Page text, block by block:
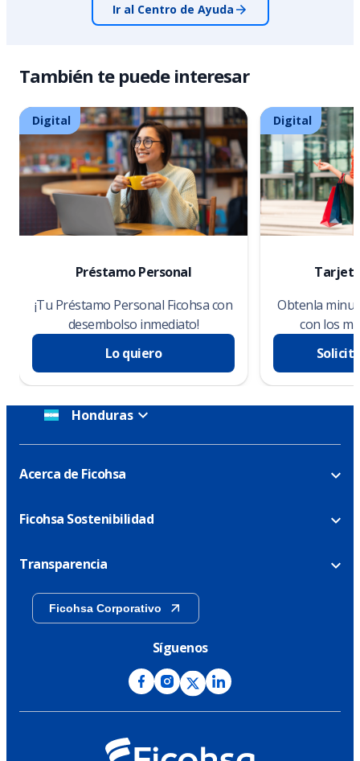
Ir al Centro de Ayuda
También te puede interesar
Digital
Préstamo Personal
¡Tu Préstamo Personal Ficohsa con
desembolso inmediato!
Lo quiero
Digital
Obtenla
con los
Honduras
Acerca de Ficohsa
Ficohsa Sostenibilidad
Transparencia
Ficohsa Corporativo
Síguenos